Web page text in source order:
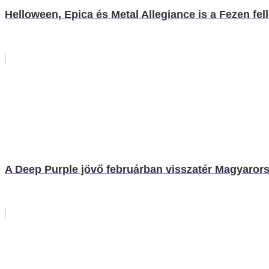
Helloween, Epica és Metal Allegiance is a Fezen
A Deep Purple jövő februárban visszatér